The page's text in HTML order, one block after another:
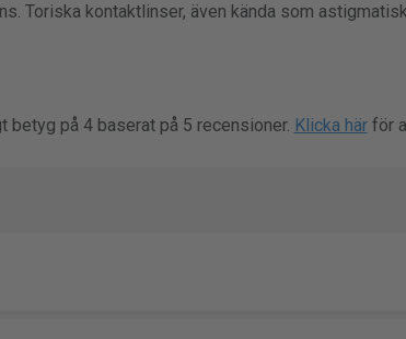
Toriska kontaktlinser, även kända som
på 4 baserat på 5 recensioner. Klicka härför